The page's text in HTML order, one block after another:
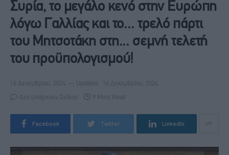
Συρία, το μεγάλο κενό στην Ευρώπη
λόγω Γαλλίας και το... τρελό πάρτι
του Μητσοτάκη στη... σεμνή τελετή
του προϋπολογισμού!
16 Δεκεμβρίου, 2024 Updated: 16 Δεκεμβρίου, 2024
Δεν υπάρχουν Σχόλια 9 Mins Read
Facebook Twitter LinkedIn